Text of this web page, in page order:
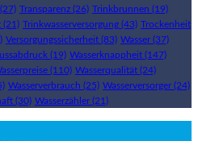
(27) Transparenz (26) Trinkbrunnen (19)
(21) Trinkwasserversorgung (43) Trockenheit
Versorgungssicherheit (83) Wasser(37)
(19) Wasserknappheit (147)
(110) Wasserqualität (24)
Wasserverbrauch (25) Wasserversorger(24)
(30) Wasserzähler(21)